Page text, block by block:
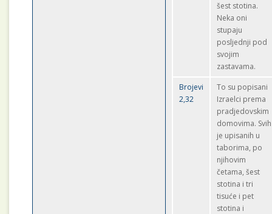
šest stotina.
Neka oni
stupaju
posljednji pod
svojim
zastavama.
Brojevi
2,32
To su popisani
Izraelci prema
pradjedovskim
domovima. Svih
je upisanih u
taborima, po
njihovim
četama, šest
stotina i tri
tisuće i pet
stotina i